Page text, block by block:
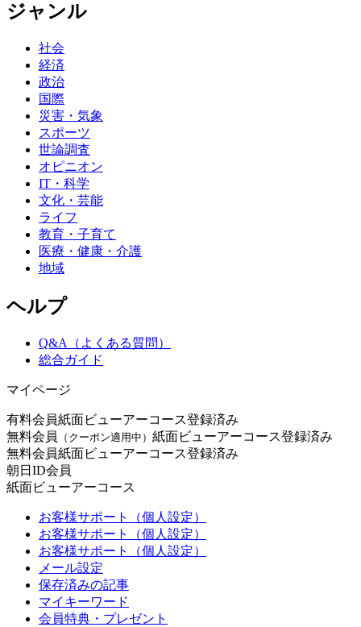
ジャンル
社会
経済
政治
国際
災害・気象
スポーツ
世論調査
オピニオン
IT・科学
文化・芸能
ライフ
教育・子育て
医療・健康・介護
地域
ヘルプ
Q&A（よくある質問）
総合ガイド
マイページ
有料会員紙面ビューアーコース登録済み
無料会員
（クーポン適用中） 紙面ビューアーコース登録済み
無料会員紙面ビューアーコース登録済み
朝日ID会員
紙面ビューアーコース
お客様サポート（個人設定）
お客様サポート（個人設定）
お客様サポート（個人設定）
メール設定
保存済みの記事
マイキーワード
会員特典・プレゼント